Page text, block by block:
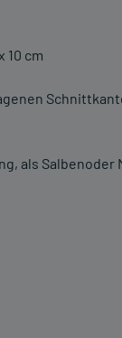
10 cm
als